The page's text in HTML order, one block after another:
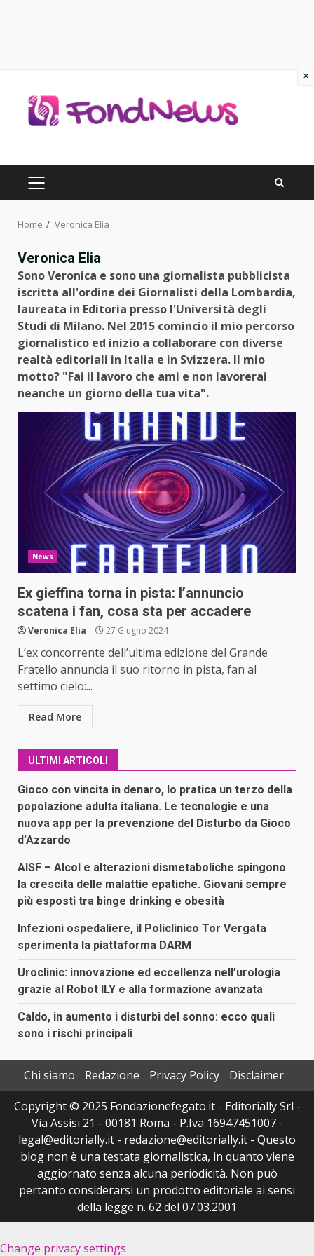
content
PRIMARY
MENU
Home Veronica Elia
Veronica Elia
Sono Veronica e sono una giornalista pubblicista
iscritta all'ordine dei Giornalisti della Lombardia,
laureata in Editoria presso l'Università degli
Studi di Milano. Nel 2015 comincio il mio percorso
giornalistico ed inizio a collaborare con diverse
realtà editoriali in Italia e in Svizzera. Il mio
motto? "Fai il lavoro che ami e non lavorerai
neanche un giorno della tua vita".
News
Ex gieffina torna in pista: l’annuncio
scatena i fan, cosa sta per accadere
Veronica Elia 27 Giugno 2024
L’ex concorrente dell’ultima edizione del Grande
Fratello annuncia il suo ritorno in pista, fan al
settimo cielo:...
Read More
ULTIMI ARTICOLI
Gioco con vincita in denaro, lo pratica un terzo della
popolazione adulta italiana. Le tecnologie e una
nuova app per la prevenzione del Disturbo da Gioco
d’Azzardo
AISF – Alcol e alterazioni dismetaboliche spingono
la crescita delle malattie epatiche. Giovani sempre
più esposti tra binge drinking e obesità
Infezioni ospedaliere, il Policlinico Tor Vergata
sperimenta la piattaforma DARM
Uroclinic: innovazione ed eccellenza nell’urologia
grazie al Robot ILY e alla formazione avanzata
Caldo, in aumento i disturbi del sonno: ecco quali
sono i rischi principali
Chi siamo Redazione Privacy Policy
Disclaimer
Copyright © 2025 Fondazionefegato.it - Editorially Srl -
Via Assisi 21 - 00181 Roma - P.Iva 16947451007 -
legal@editorially.it - redazione@editorially.it - Questo
blog non è una testata giornalistica, in quanto viene
aggiornato senza alcuna periodicità. Non può
pertanto considerarsi un prodotto editoriale ai sensi
della legge n. 62 del 07.03.2001
Change privacy settings
×